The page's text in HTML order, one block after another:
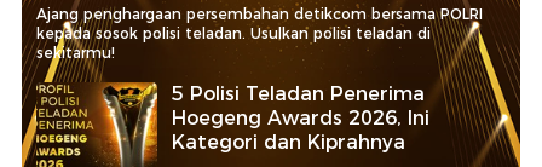
Ajang penghargaan persembahan detikcom bersama POLRI
kepada sosok polisi teladan. Usulkan polisi teladan di
sekitarmu!
5 Polisi Teladan Penerima
Hoegeng Awards 2026, Ini
Kategori dan Kiprahnya